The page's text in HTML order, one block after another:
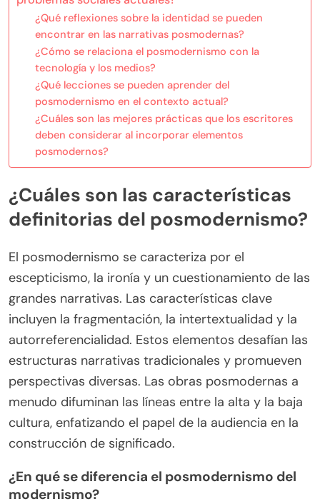
¿Qué reflexiones sobre la identidad se pueden
encontrar en las narrativas posmodernas?
¿Cómo se relaciona el posmodernismo con la
tecnología y los medios?
¿Qué lecciones se pueden aprender del
posmodernismo en el contexto actual?
¿Cuáles son las mejores prácticas que los escritores
deben considerar al incorporar elementos
posmodernos?
¿Cuáles son las características
definitorias del posmodernismo?
El posmodernismo se caracteriza por el
escepticismo, la ironía y un cuestionamiento de las
grandes narrativas. Las características clave
incluyen la fragmentación, la intertextualidad y la
autorreferencialidad. Estos elementos desafían las
estructuras narrativas tradicionales y promueven
perspectivas diversas. Las obras posmodernas a
menudo difuminan las líneas entre la alta y la baja
cultura, enfatizando el papel de la audiencia en la
construcción de significado.
¿En qué se diferencia el posmodernismo del
modernismo?